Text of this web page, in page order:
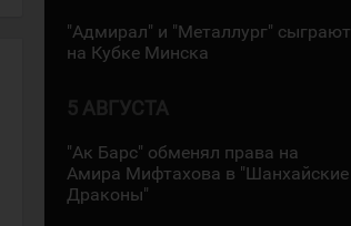
"Адмирал" и "Металлург" сыграют
на Кубке Минска
5 АВГУСТА
"Ак Барс" обменял права на
Амира Мифтахова в "Шанхайские
Драконы"